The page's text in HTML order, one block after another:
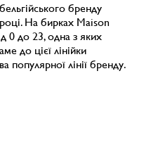
бренду
На бирках Maison
0 до 23, одна з яких
до цієї лінійки
популярної лінії бренду.